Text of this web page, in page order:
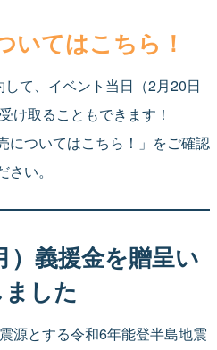
いてはこちら！
て、イベント当日（2月20日
け取ることもできます！
についてはこちら！」をご確認
さい。
義援金を贈呈い
した
源とする令和6年能登半島地震